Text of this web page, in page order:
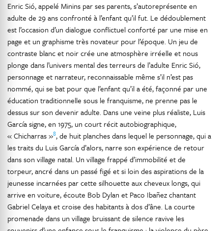
Enric Sió, appelé Minins par ses parents, s’autoreprésente en
adulte de 29 ans confronté à l’enfant qu’il fut. Le dédoublement
est l’occasion d’un dialogue conflictuel conforté par une mise en
page et un graphisme très novateur pour l’époque. Un jeu de
contraste blanc et noir crée une atmosphère irréelle et nous
plonge dans l’univers mental des terreurs de l’adulte Enric Sió,
personnage et narrateur, reconnaissable même s’il n’est pas
nommé, qui se bat pour que l’enfant qu’il a été, façonné par une
éducation traditionnelle sous le franquisme, ne prenne pas le
dessus sur son devenir adulte. Dans une veine plus réaliste, Luis
García signe, en 1975, un court récit autobiographique,
« Chicharras »8, de huit planches dans lequel le personnage, qui a
les traits du Luis García d’alors, narre son expérience de retour
dans son village natal. Un village frappé d’immobilité et de
torpeur, ancré dans un passé figé et si loin des aspirations de la
jeunesse incarnées par cette silhouette aux cheveux longs, qui
arrive en voiture, écoute Bob Dylan et Paco Ibañez chantant
Gabriel Celaya et croise des habitants à dos d’âne. La courte
promenade dans un village bruissant de silence ravive les